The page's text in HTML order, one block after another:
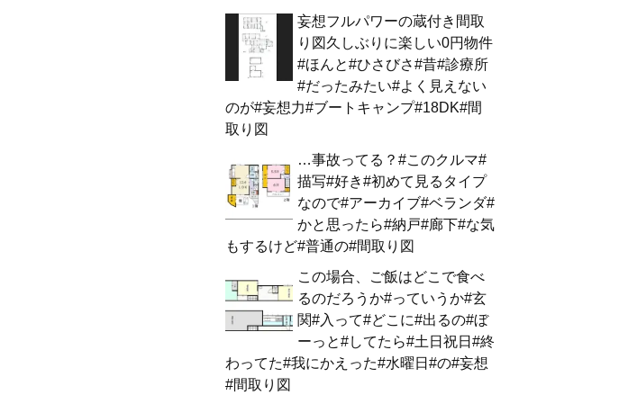
妄想フルパワーの蔵付き間取
り図久しぶりに楽しい0円物件
#ほんと#ひさびさ#昔#診療所
#だったみたい#よく見えない
のが#妄想力#ブートキャンプ#18DK#間
取り図
…事故ってる？#このクルマ#
描写#好き#初めて見るタイプ
なので#アーカイブ#ベランダ#
かと思ったら#納戸#廊下#な気
もするけど#普通の#間取り図
この場合、ご飯はどこで食べ
るのだろうか#っていうか#玄
関#入って#どこに#出るの#ぼ
ーっと#してたら#土日祝日#終
わってた#我にかえった#水曜日#の#妄想
#間取り図